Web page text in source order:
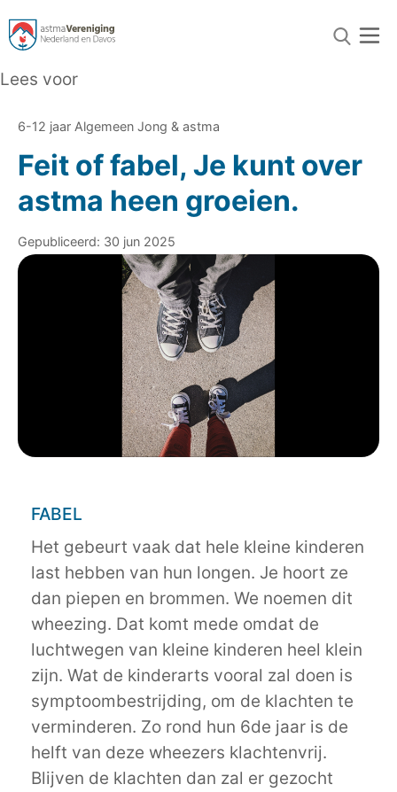
Lees voor
6-12 jaar Algemeen Jong & astma
Feit of fabel, Je kunt over
astma heen groeien.
Gepubliceerd: 30 jun 2025
FABEL
Het gebeurt vaak dat hele kleine kinderen
last hebben van hun longen. Je hoort ze
dan piepen en brommen. We noemen dit
wheezing. Dat komt mede omdat de
luchtwegen van kleine kinderen heel klein
zijn. Wat de kinderarts vooral zal doen is
symptoombestrijding, om de klachten te
verminderen. Zo rond hun 6de jaar is de
helft van deze wheezers klachtenvrij.
Blijven de klachten dan zal er gezocht